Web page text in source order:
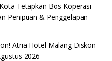
Tetapkan Bos Koperasi
Penipuan & Penggelapan
Atria Hotel Malang Diskon
2026